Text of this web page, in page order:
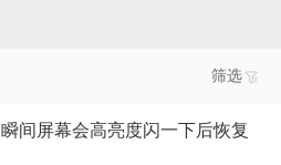
筛选
间屏幕会高亮度闪一下后恢复